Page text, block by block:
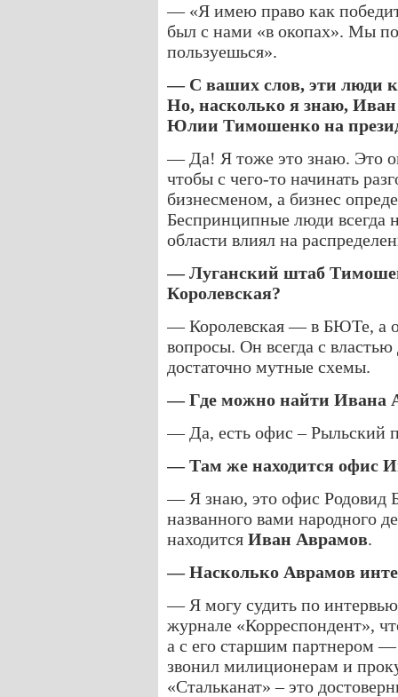
— «Я имею право как
был с нами «в окопах». Мы
пользуешься».
— С ваших слов, эти люди
Но, насколько я знаю,
Юлии Тимошенко на
— Да! Я тоже это знаю. Это
чтобы с чего-то начинать
бизнесменом, а бизнес
Беспринципные люди всегда
области влиял на
— Луганский штаб
Королевская?
— Королевская — в БЮТе, а
вопросы. Он всегда с
достаточно мутные схемы.
— Где можно найти Ивана
— Да, есть офис – Рыльский
— Там же находится офис
— Я знаю, это офис Родовид
названного вами народного
находится Иван Аврамов.
— Насколько Аврамов
— Я могу судить по
журнале «Корреспондент»,
а с его старшим партнером
звонил милиционерам и
«Стальканат» – это